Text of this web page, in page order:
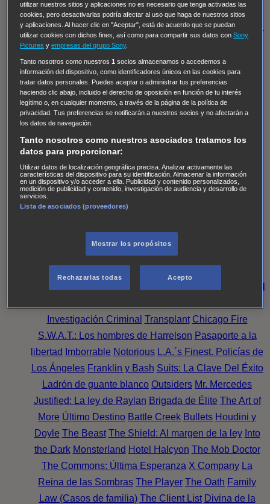
y Lola High Country Los casos de Susan Ryeland:
Moonflower Murders Twisted Metal Mentes Criminales:
Evolution Terapia de Choque
Hailey Dean Without Sin: Libre de Culpa Morbius
NCIS: Nueva Orleans Pandora En fuera de juego
The Shield: Al margen de la ley Duplicated Preacher
The Killing Kind Intersecciones DOC Bite Club
Chicago Fire
de personas desaparecidas Mad Dogs La Sustituta
Ladrón de guante blanco
AXN Masters of Sex Three PinesAccused CarterAlice
Nevers Crossing Lines Einstein Sobrenatural Cómo
defender a un asesino
Reckoning: Ajuste de Cuentas
Wild Bill Mentes Criminales
Investigación Criminal Transplant Chicago Fire
S.W.A.T.: Los hombres de Harrelson Pasaporte a la
libertad
Imborrable Notorious L.A.´s Finest. Policías de
Los Ángeles Franklin y Bash Suits: La Clave Del Éxito
Ladrón de guante blanco Outsiders Mr. Mercedes
Justified: La ley de Raylan Brigada de Élite The Art of
More Último Destino Battle Creek Bullets Houdini y
Doyle The Beast The Shield: Al margen de la ley Into
the Dark Monsterland Hotel Halcyon The Mob Doctor
The Commons: Última Esperanza X Company La
Reina de las Sombras The Player The Oath Family
Law (Casos de familia) The Client List Divina de la
utilizar nuestros sitios y aplicaciones no es necesario que tenga activadas las
cookies, pero desactivarlas podría afectar al uso que haga de nuestros sitios
y aplicaciones. Al hacer clic en "Aceptar", está de acuerdo que se puedan
utilizar cookies con dichos fines, así como para compartir sus datos conSony
Pictures yempresas del grupo Sony.
Tanto nosotros como nuestros1 socios almacenamos o accedemos a
información del dispositivo, como identificadores únicos en las cookies para
tratar datos personales. Puedes aceptar o administrar tus preferencias
haciendo clic abajo, incluido el derecho de oposición en función de tu interés
legítimo o, en cualquier momento, a través de la página de la política de
privacidad. Tus preferencias se notificarán a nuestros socios y no afectarán a
los datos de navegación.
Tanto nosotros como nuestros asociados tratamos los
datos para proporcionar:
Utilizar datos de localización geográfica precisa. Analizar activamente las
características del dispositivo para su identificación. Almacenar la información
en un dispositivo y/o acceder a ella. Publicidad y contenido personalizados,
medición de publicidad y contenido, investigación de audiencia y desarrollo de
servicios.
Lista de asociados (proveedores)
Mostrar los propósitos
Rechazarlas todas Acepto